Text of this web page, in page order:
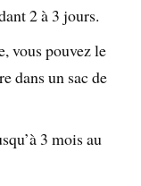
2 à 3 jours.
vous pouvez le
dans un sac de
3 mois au